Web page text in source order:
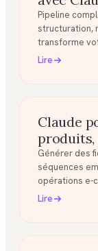
Pipeline
structuration,
transforme
Lire
Claude
produits,
Générer des
séquences
opérations e-
Lire